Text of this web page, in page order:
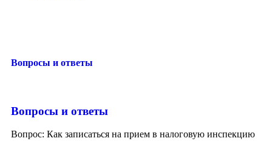
Вопросы и ответы
Вопросы и ответы
Вопрос: Как записаться на прием в налоговую инспекцию